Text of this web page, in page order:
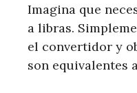
Imagina que
a libras.
el convertidor y
son equivalentes